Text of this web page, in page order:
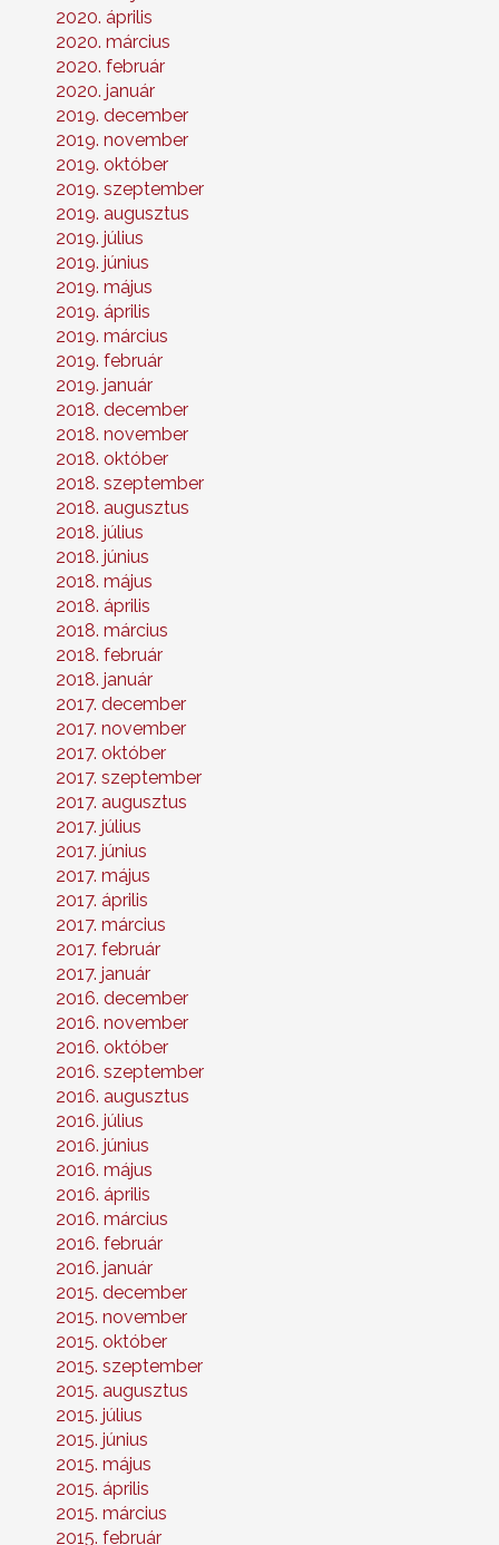
2020. április
2020. március
2020. február
2020. január
2019. december
2019. november
2019. október
2019. szeptember
2019. augusztus
2019. július
2019. június
2019. május
2019. április
2019. március
2019. február
2019. január
2018. december
2018. november
2018. október
2018. szeptember
2018. augusztus
2018. július
2018. június
2018. május
2018. április
2018. március
2018. február
2018. január
2017. december
2017. november
2017. október
2017. szeptember
2017. augusztus
2017. július
2017. június
2017. május
2017. április
2017. március
2017. február
2017. január
2016. december
2016. november
2016. október
2016. szeptember
2016. augusztus
2016. július
2016. június
2016. május
2016. április
2016. március
2016. február
2016. január
2015. december
2015. november
2015. október
2015. szeptember
2015. augusztus
2015. július
2015. június
2015. május
2015. április
2015. március
2015. február